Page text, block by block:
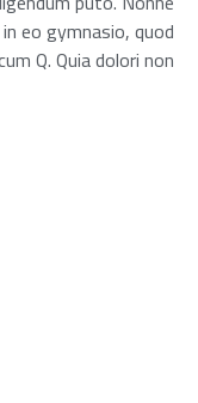
eo gymnasio, quod
Q. Quia dolori non